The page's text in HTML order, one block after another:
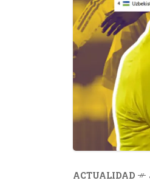
ACTUALIDAD